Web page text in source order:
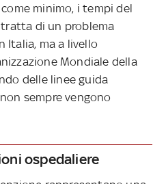
minimo, i tempi del
tratta di un problema
Italia, ma a livello
Mondiale della
delle linee guida
sempre vengono
ospedaliere